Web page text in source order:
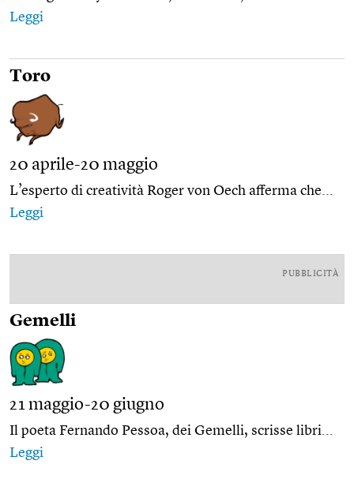
Leggi
Toro
20 aprile-20 maggio
L’esperto di creatività Roger von Oech afferma che...
Leggi
PUBBLICITÀ
Gemelli
21 maggio-20 giugno
Il poeta Fernando Pessoa, dei Gemelli, scrisse libri...
Leggi